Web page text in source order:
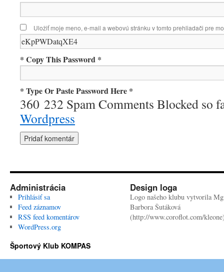
Uložiť moje meno, e-mail a webovú stránku v tomto prehliadači pre
* Copy This Password *
* Type Or Paste Password Here *
360 232 Spam Comments Blocked so
Wordpress
Administrácia
Prihlásiť sa
Feed záznamov
RSS feed komentárov
WordPress.org
Design loga
Logo našeho klubu vytvorila
Barbora Šutáková
(http://www.coroflot.com/
Športový Klub KOMPAS